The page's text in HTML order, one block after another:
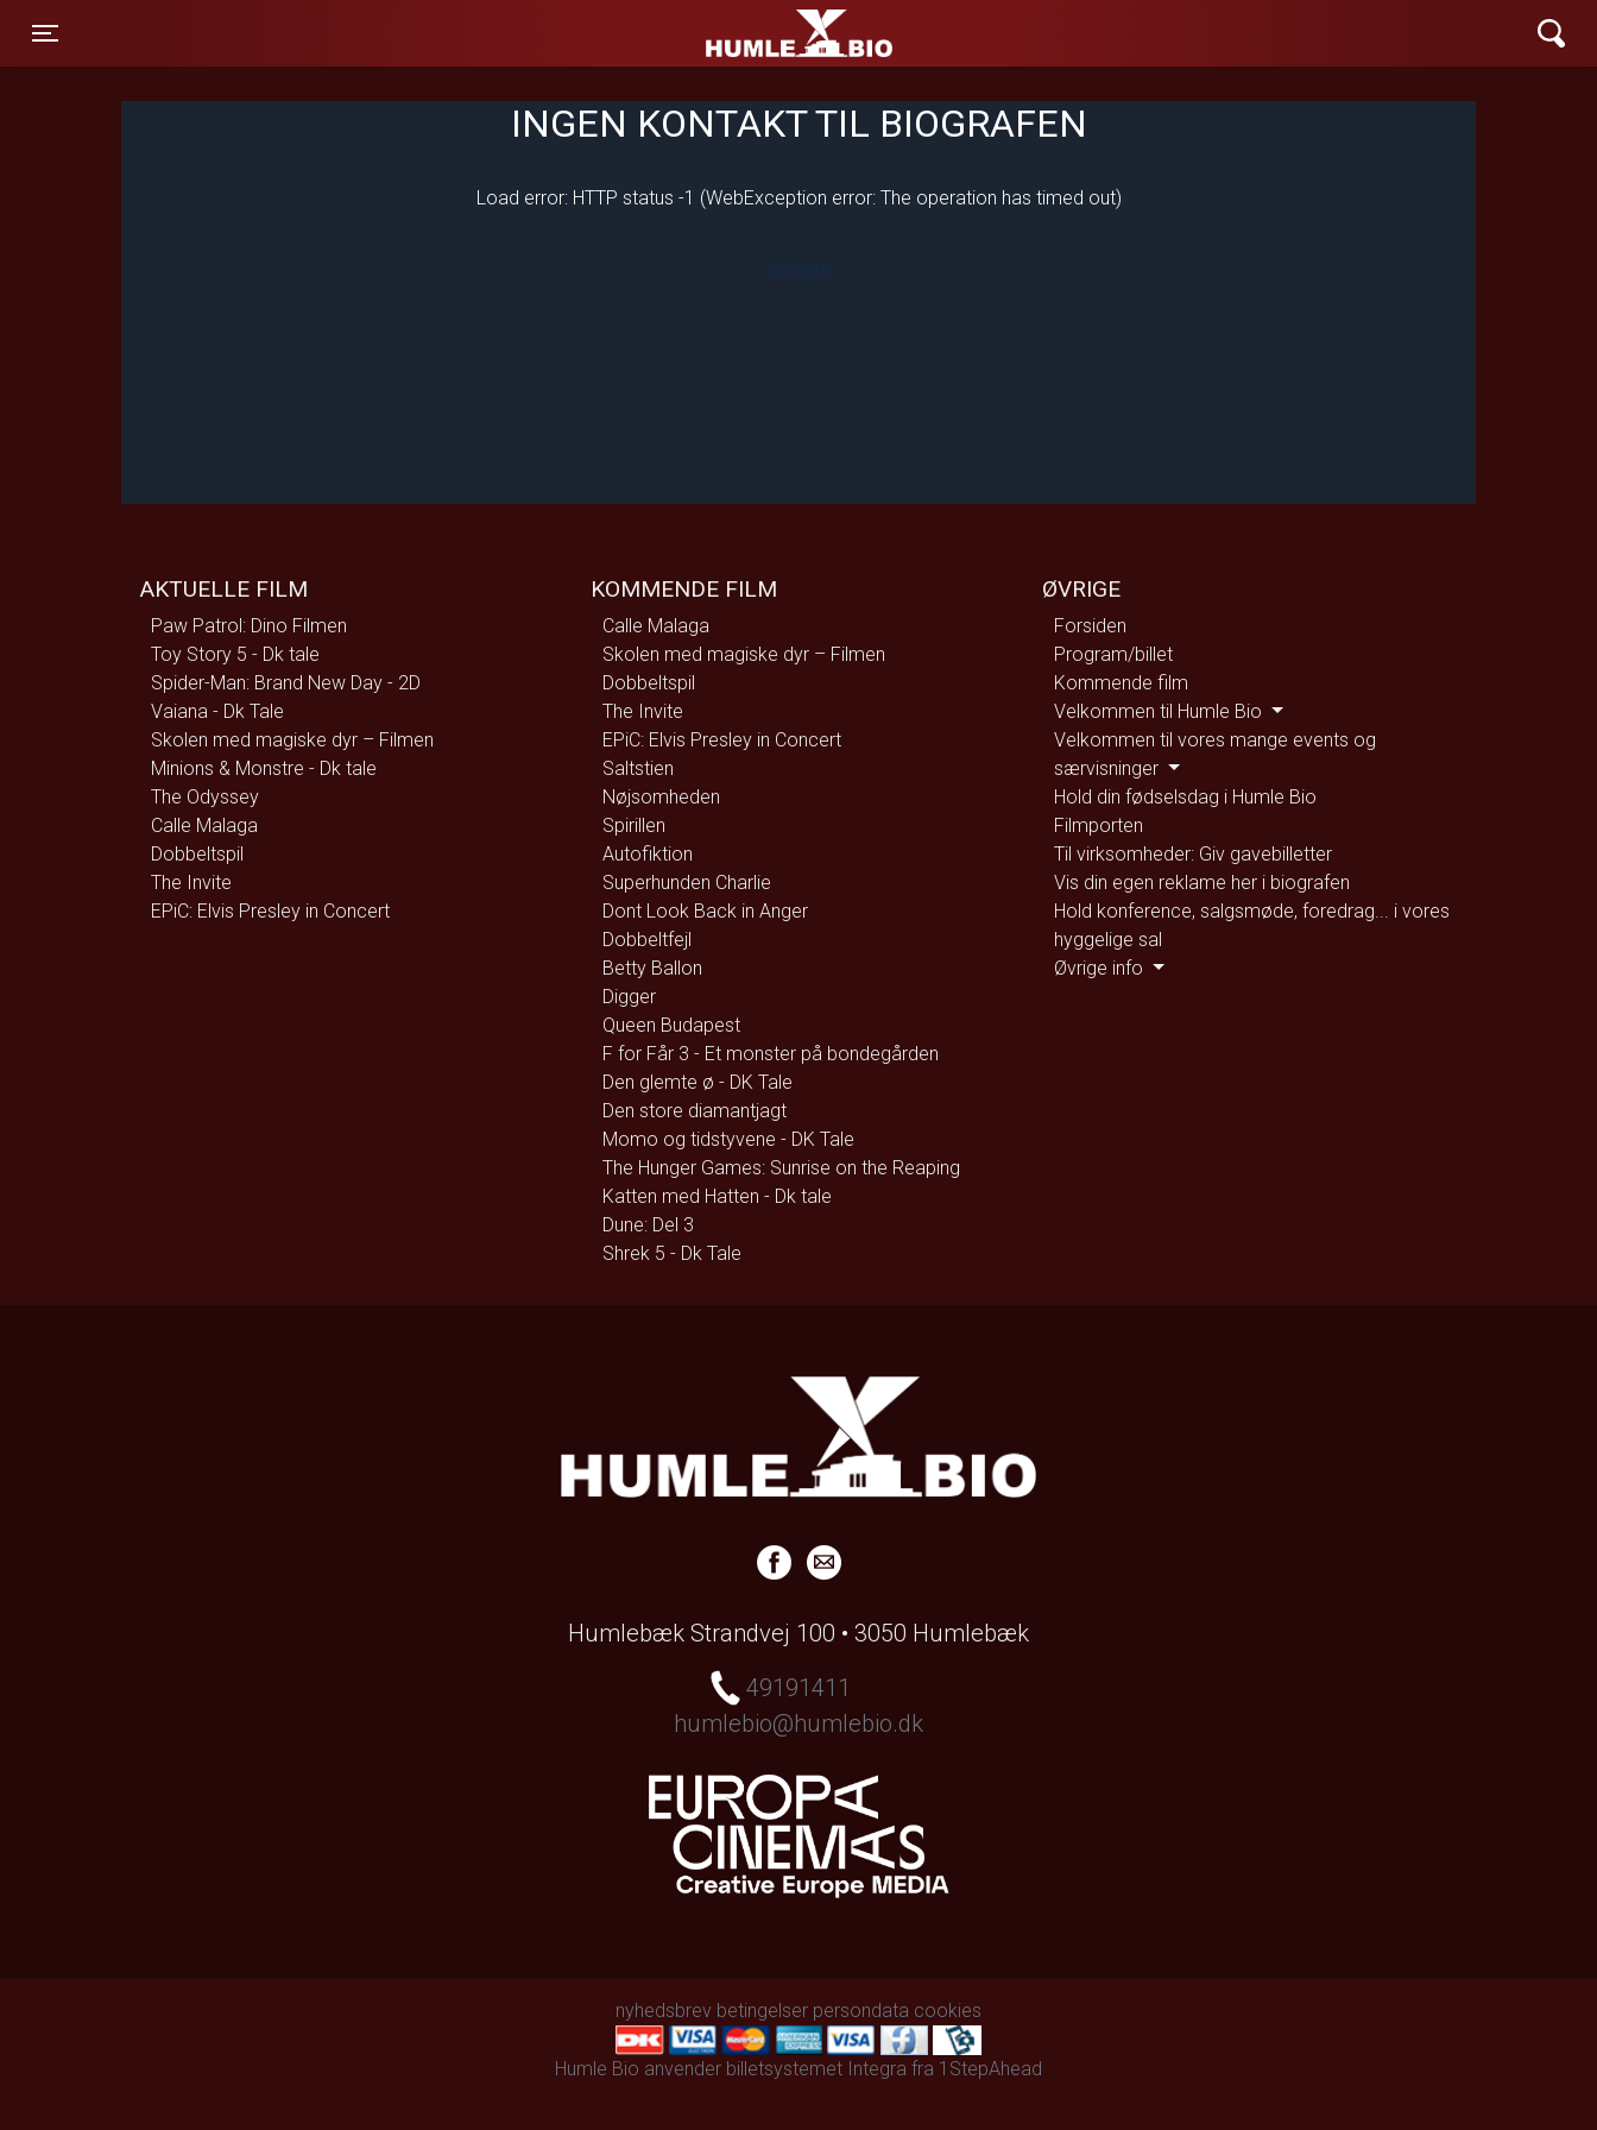
Humle Bio
INGEN KONTAKT TIL BIOGRAFEN
Load error: HTTP status -1 (WebException error: The operation has timed out)
AKTUELLE FILM
Paw Patrol: Dino Filmen
Toy Story 5 - Dk tale
Spider-Man: Brand New Day - 2D
Vaiana - Dk Tale
Skolen med magiske dyr – Filmen
Minions & Monstre - Dk tale
The Odyssey
Calle Malaga
Dobbeltspil
The Invite
EPiC: Elvis Presley in Concert
KOMMENDE FILM
Calle Malaga
Skolen med magiske dyr – Filmen
Dobbeltspil
The Invite
EPiC: Elvis Presley in Concert
Saltstien
Nøjsomheden
Spirillen
Autofiktion
Superhunden Charlie
Dont Look Back in Anger
Dobbeltfejl
Betty Ballon
Digger
Queen Budapest
F for Får 3 - Et monster på bondegården
Den glemte ø - DK Tale
Den store diamantjagt
Momo og tidstyvene - DK Tale
The Hunger Games: Sunrise on the Reaping
Katten med Hatten - Dk tale
Dune: Del 3
Shrek 5 - Dk Tale
ØVRIGE
Forsiden
Program/billet
Kommende film
Velkommen til Humle Bio
Velkommen til vores mange events og
særvisninger
Hold din fødselsdag i Humle Bio
Filmporten
Til virksomheder: Giv gavebilletter
Vis din egen reklame her i biografen
Hold konference, salgsmøde, foredrag... i vores
hyggelige sal
Øvrige info
Humlebæk Strandvej 100 • 3050 Humlebæk
49191411
humlebio@humlebio.dk
nyhedsbrev betingelser persondata cookies
Humle Bio anvender billetsystemet Integra fra 1StepAhead